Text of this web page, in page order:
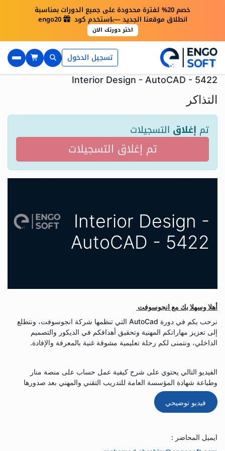
خصم 20% لفترة محدودة على جميع الدورات بمناسبة
انطلاق موقعنا الجديد — استخدم كود engo20
اختر دورتك الان
×
تسجيل الدخول
Interior Design - AutoCAD - 5422
التذاكر
تم إغلاق التسجيلات
تم إغلاق التسجيلات
Interior Design -
AutoCAD - 5422
أهلا وسهلا بك مع انجوسوفت
نرحب بكم في دورة AutoCad التي تنظمها شركة انجوسوفت، ونتطلع
إلى تعزيز مهاراتكم المهنية وتحقيق أهدافكم في الديكور والتصميم
الداخلي، ونتمنى لكم رحلة تعليمية مشوقة غنية بالمعرفة والإفادة.
الفيديو التالي يحتوي على شرح كيفية عمل حساب على منصة منار
وطباعة شهادة المؤسسة العامة للتدريب التقني والمهني بعد صدورها
فيديو توضيحي
ايميل المحاضر :